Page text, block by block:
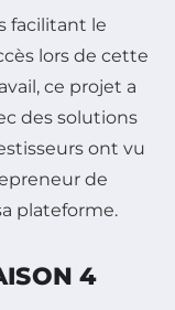
facilitant le
lors de cette
ce projet a
des solutions
ont vu
de
plateforme.
4